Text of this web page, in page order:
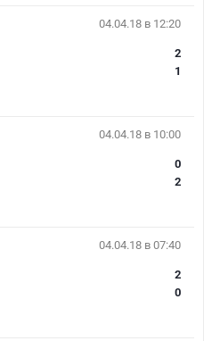
04.04.18 в 12:20
2
1
04.04.18 в 10:00
0
2
04.04.18 в 07:40
2
0